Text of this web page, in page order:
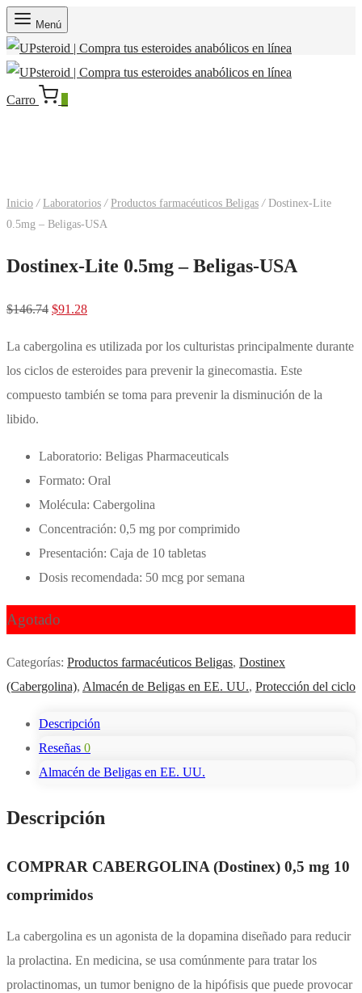
Menú
Carro
Inicio / Laboratorios / Productos farmacéuticos Beligas /Dostinex-Lite
0.5mg – Beligas-USA
Dostinex-Lite 0.5mg – Beligas-USA
$146.74 El
original
$91.28El
La cabergolina es utilizada por los culturistas principalmente durante
los ciclos de esteroides para prevenir la ginecomastia. Este
compuesto también se toma para prevenir la disminución de la
libido.
Laboratorio: Beligas Pharmaceuticals
Formato: Oral
Molécula: Cabergolina
Concentración: 0,5 mg por comprimido
Presentación: Caja de 10 tabletas
Dosis recomendada: 50 mcg por semana
Agotado
Categorías: Productos farmacéuticos Beligas, Dostinex
(Cabergolina), Almacén de Beligas en EE. UU., Protección del ciclo
Descripción
Reseñas 0
Almacén de Beligas en EE. UU.
Descripción
COMPRAR CABERGOLINA (Dostinex) 0,5 mg 10
comprimidos
La cabergolina es un agonista de la dopamina diseñado para reducir
la prolactina. En medicina, se usa comúnmente para tratar los
prolactinomas, un tumor benigno de la hipófisis que puede provocar